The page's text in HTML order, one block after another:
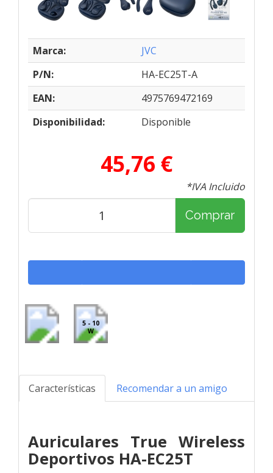
Marca:
JVC
P/N:
HA-EC25T-A
EAN:
4975769472169
Disponibilidad:
Disponible
45,76 €
*IVA Incluido
Comprar
5 - 10
W
Características Recomendar a un amigo
Auriculares True Wireless
Deportivos HA-EC25T